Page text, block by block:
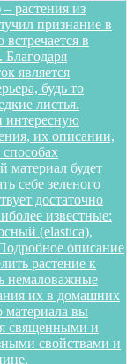
растения из
признание в
в
является
будь то
листья.
интересную
их описании,
материал будет
себе зеленого
достаточно
известные:
(elastica),
описание
растение к
немаловажные
их в домашних
материала вы
священными и
свойствами и